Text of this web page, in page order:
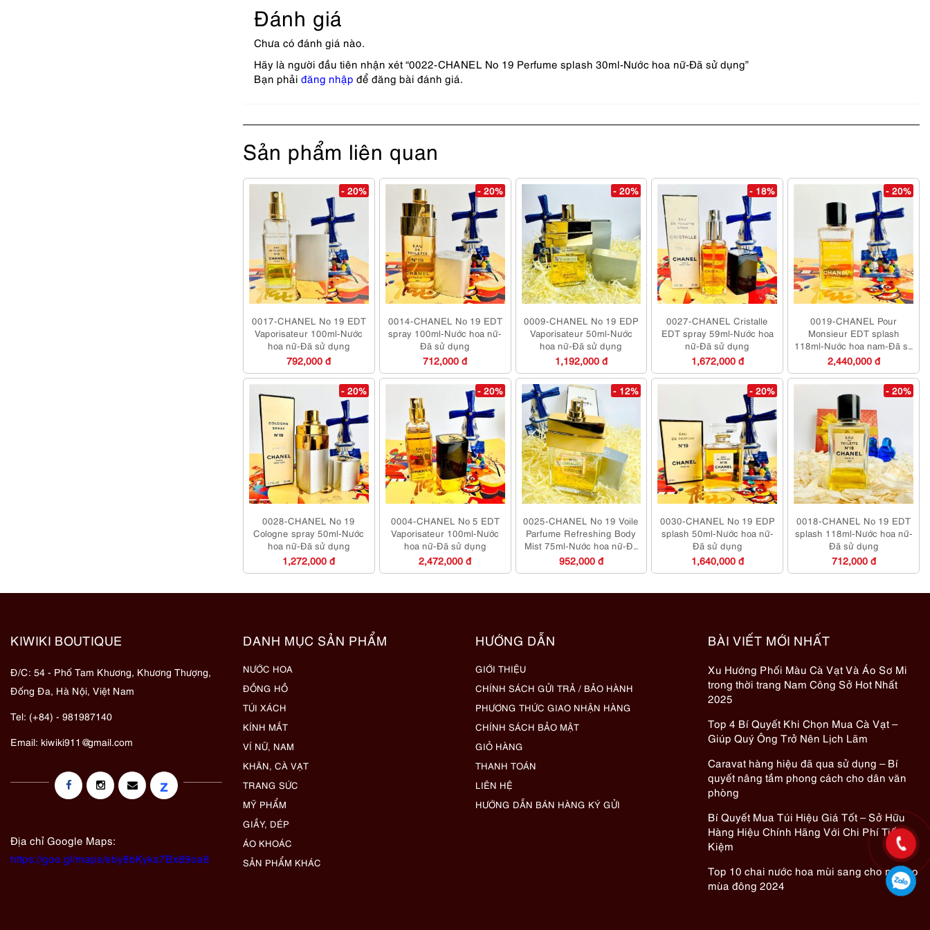
Đánh giá
Chưa có đánh giá nào.
Hãy là người đầu tiên nhận xét “0022-CHANEL No 19 Perfume splash 30ml-Nước hoa nữ-Đã sử dụng”
Bạn phải đăng nhập để đăng bài đánh giá.
Sản phẩm liên quan
- 20%
0017-CHANEL No 19 EDT
Vaporisateur 100ml-Nước
hoa nữ-Đã sử dụng
792,000 đ
- 20%
0014-CHANEL No 19 EDT
spray 100ml-Nước hoa nữ-
Đã sử dụng
712,000 đ
- 20%
0009-CHANEL No 19 EDP
Vaporisateur 50ml-Nước
hoa nữ-Đã sử dụng
1,192,000 đ
- 18%
0027-CHANEL Cristalle
EDT spray 59ml-Nước hoa
nữ-Đã sử dụng
1,672,000 đ
- 20%
0019-CHANEL Pour
Monsieur EDT splash
118ml-Nước hoa nam-Đã sử
dụng
2,440,000 đ
- 20%
0028-CHANEL No 19
Cologne spray 50ml-Nước
hoa nữ-Đã sử dụng
1,272,000 đ
- 20%
0004-CHANEL No 5 EDT
Vaporisateur 100ml-Nước
hoa nữ-Đã sử dụng
2,472,000 đ
- 12%
0025-CHANEL No 19 Voile
Parfume Refreshing Body
Mist 75ml-Nước hoa nữ-Đã
sử dụng
952,000 đ
- 20%
0030-CHANEL No 19 EDP
splash 50ml-Nước hoa nữ-
Đã sử dụng
1,640,000 đ
- 20%
0018-CHANEL No 19 EDT
splash 118ml-Nước hoa nữ-
Đã sử dụng
712,000 đ
KIWIKI BOUTIQUE
Đ/C: 54 - Phố Tam Khương, Khương Thượng,
Đống Đa, Hà Nội, Việt Nam
Tel: (+84) - 981987140
Email: kiwiki911@gmail.com
z
Địa chỉ Google Maps:
https://goo.gl/maps/eby8bKyks7Bx89oa6
DANH MỤC SẢN PHẨM
NƯỚC HOA
ĐỒNG HỒ
TÚI XÁCH
KÍNH MẮT
VÍ NỮ, NAM
KHĂN, CÀ VẠT
TRANG SỨC
MỸ PHẨM
GIẦY, DÉP
ÁO KHOÁC
SẢN PHẨM KHÁC
HƯỚNG DẪN
GIỚI THIỆU
CHÍNH SÁCH GỬI TRẢ / BẢO HÀNH
PHƯƠNG THỨC GIAO NHẬN HÀNG
CHÍNH SÁCH BẢO MẬT
GIỎ HÀNG
THANH TOÁN
LIÊN HỆ
HƯỚNG DẪN BÁN HÀNG KÝ GỬI
BÀI VIẾT MỚI NHẤT
Xu Hướng Phối Màu Cà Vạt Và Áo Sơ Mi
trong thời trang Nam Công Sở Hot Nhất
2025
Top 4 Bí Quyết Khi Chọn Mua Cà Vạt –
Giúp Quý Ông Trở Nên Lịch Lãm
Caravat hàng hiệu đã qua sử dụng – Bí
quyết nâng tầm phong cách cho dân văn
phòng
Bí Quyết Mua Túi Hiệu Giá Tốt – Sở Hữu
Hàng Hiệu Chính Hãng Với Chi Phí Tiết
Kiệm
Top 10 chai nước hoa mùi sang cho nữ cho
mùa đông 2024